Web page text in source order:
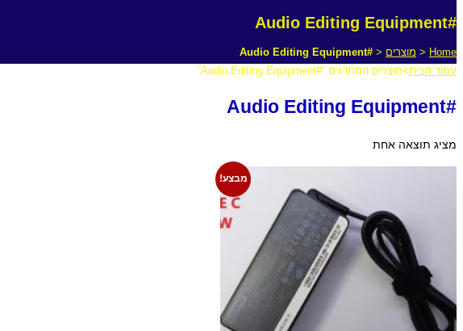
#Audio Editing Equipment
Home
< מוצרים <
#Audio Editing Equipment
עמוד הבית>מוצרים המתויגים “#Audio Editing Equipment”
#Audio Editing Equipment
מציג תוצאה אחת
מבצע!